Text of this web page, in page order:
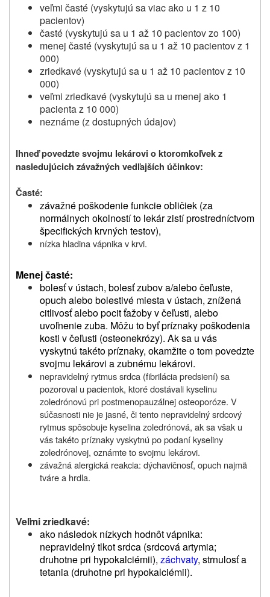
veľmi časté (vyskytujú sa viac ako u 1 z 10
pacientov)
časté (vyskytujú sa u 1 až 10 pacientov zo 100)
menej časté (vyskytujú sa u 1 až 10 pacientov z 1
000)
zriedkavé (vyskytujú sa u 1 až 10 pacientov z 10
000)
veľmi zriedkavé (vyskytujú sa u menej ako 1
pacienta z 10 000)
neznáme (z dostupných údajov)
Ihneď povedzte svojmu lekárovi o ktoromkoľvek z
nasledujúcich závažných vedľajších účinkov:
Časté:
závažné poškodenie funkcie obličiek (za
normálnych okolností to lekár zistí prostredníctvom
špecifických krvných testov),
nízka hladina vápnika v krvi.
Menej časté:
bolesť v ústach, bolesť zubov a/alebo čeľuste,
opuch alebo bolestivé miesta v ústach, znížená
citlivosť alebo pocit ťažoby v čeľusti, alebo
uvoľnenie zuba. Môžu to byť príznaky poškodenia
kosti v čeľusti (osteonekrózy). Ak sa u vás
vyskytnú takéto príznaky, okamžite o tom povedzte
svojmu lekárovi a zubnému lekárovi.
nepravidelný rytmus srdca (fibrilácia predsiení) sa
pozoroval u pacientok, ktoré dostávali kyselinu
zoledrónovú pri postmenopauzálnej osteoporóze. V
súčasnosti nie je jasné, či tento nepravidelný srdcový
rytmus spôsobuje kyselina zoledrónová, ak sa však u
vás takéto príznaky vyskytnú po podaní kyseliny
zoledrónovej, oznámte to svojmu lekárovi.
závažná alergická reakcia: dýchavičnosť, opuch najmä
tváre a hrdla.
Veľmi zriedkavé:
ako následok nízkych hodnôt vápnika:
nepravidelný tlkot srdca (srdcová artymia;
druhotne pri hypokalciémii), záchvaty, strnulosť a
tetania (druhotne pri hypokalciémii).